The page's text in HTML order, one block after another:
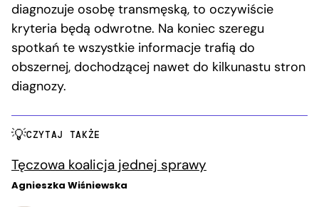
diagnozuje osobę transmęską, to oczywiście
kryteria będą odwrotne. Na koniec szeregu
spotkań te wszystkie informacje trafią do
obszernej, dochodzącej nawet do kilkunastu stron
diagnozy.
CZYTAJ TAKŻE
Tęczowa koalicja jednej sprawy
Agnieszka Wiśniewska